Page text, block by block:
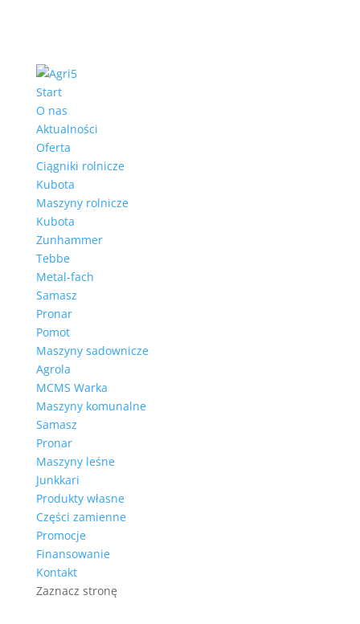
Start
O nas
Aktualności
Oferta
Ciągniki rolnicze
Kubota
Maszyny rolnicze
Kubota
Zunhammer
Tebbe
Metal-fach
Samasz
Pronar
Pomot
Maszyny sadownicze
Agrola
MCMS Warka
Maszyny komunalne
Samasz
Pronar
Maszyny leśne
Junkkari
Produkty własne
Części zamienne
Promocje
Finansowanie
Kontakt
Zaznacz stronę